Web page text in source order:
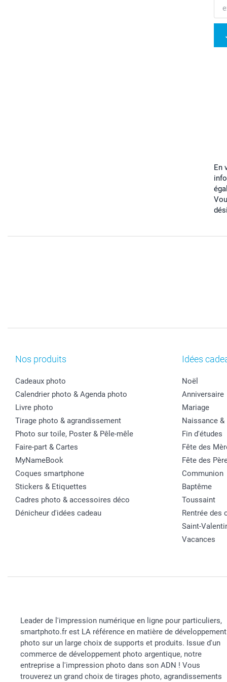
En
Nos produits
Cadeaux photo
Calendrier photo & Agenda photo
Livre photo
Tirage photo & agrandissement
Photo sur toile, Poster & Pêle-mêle
Faire-part & Cartes
MyNameBook
Coques smartphone
Stickers & Etiquettes
Cadres photo & accessoires déco
Dénicheur d'idées cadeau
Idées
Noël
Anniversaire
Mariage
Naissance &
Fin d'études
Fête des
Fête des
Communion
Baptême
Toussaint
Rentrée des
Saint-
Vacances
Leader de l'impression numérique en ligne pour particuliers,
smartphoto.fr est LA référence en matière de développement
photo sur un large choix de supports et produits. Issue d'un
commerce de développement photo argentique, notre
entreprise a l'impression photo dans son ADN ! Vous
trouverez un grand choix de tirages photo, agrandissements